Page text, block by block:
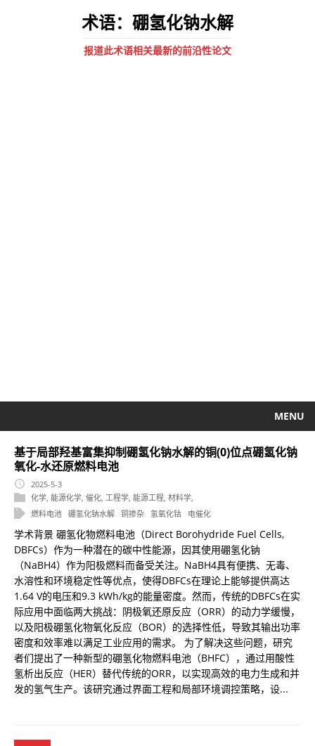
术语：硼氢化钠水解
报道此术语相关最新的前沿性论文
MENU
基于局部羟基富集抑制硼氢化钠水解的铜(0)位点硼氢化钠
氧化-水还原燃料电池
2025-5-3
化学 能源化学 催化 工程学 能源工程 材料学
燃料电池 硼氢化钠水解 铜掺杂 氢氧化钴 电催化
学术背景 硼氢化物燃料电池（Direct Borohydride Fuel Cells,
DBFCs）作为一种潜在的碳中性能源，因其使用硼氢化钠
（NaBH4）作为阳极燃料而备受关注。NaBH4具有便携、无毒、
水溶性和环境稳定性等优点，使得DBFCs在理论上能够提供高达
1.64 V的电压和9.3 kWh/kg的能量密度。然而，传统的DBFCs在实
际应用中面临两大挑战：阴极氧还原反应（ORR）的动力学缓慢，
以及阳极硼氢化物氧化反应（BOR）的选择性低，导致其输出功率
密度和效率难以满足工业应用的需求。 为了解决这些问题，研究
者们提出了一种新型的硼氢化物燃料电池（BHFC），通过用酸性
氢析出反应（HER）替代传统的ORR，以实现高效的电力生成和并
发的氢气生产。该研究通过界面工程和局部环境调控策略，设...